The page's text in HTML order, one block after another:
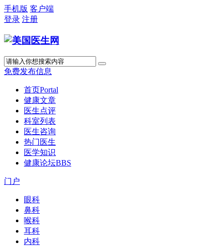
手机版 客户端
登录 注册
免费发布信息
首页Portal
健康文章
医生点评
科室列表
医生咨询
热门医生
医学知识
健康论坛BBS
门户
眼科
鼻科
喉科
耳科
内科